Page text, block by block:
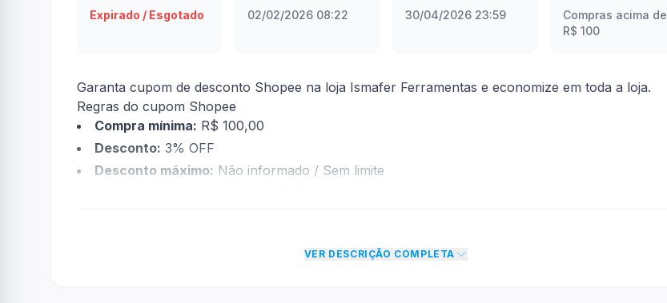
Expirado / Esgotado
02/02/2026 08:22
30/04/2026 23:59
Compras acima de
R$ 100
Garanta cupom de desconto Shopee na loja Ismafer Ferramentas e economize em toda a loja.
Regras do cupom Shopee
Compra mínima: R$ 100,00
Desconto: 3% OFF
Desconto máximo: Não informado / Sem limite
informações sobre restrição de teto máximo para esse cupom.
VER DESCRIÇÃO COMPLETA